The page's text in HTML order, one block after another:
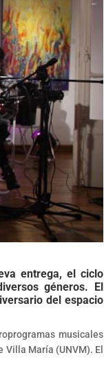
entrega, el ciclo
géneros. El
del espacio
musicales
María (UNVM). El